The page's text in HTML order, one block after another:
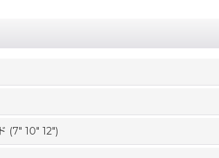
(7" 10" 12")